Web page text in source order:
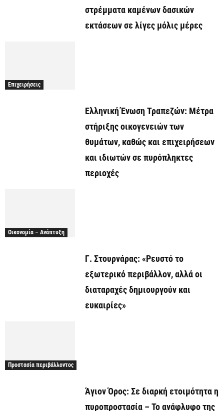
στρέμματα καμένων δασικών
εκτάσεων σε λίγες μόλις μέρες
Επιχειρήσεις
Ελληνική Ένωση Τραπεζών: Μέτρα
στήριξης οικογενειών των
θυμάτων, καθώς και επιχειρήσεων
και ιδιωτών σε πυρόπληκτες
περιοχές
Οικονομία – Ανάπτυξη
Γ. Στουρνάρας: «Ρευστό το
εξωτερικό περιβάλλον, αλλά οι
διαταραχές δημιουργούν και
ευκαιρίες»
Προστασία περιβάλλοντος
Άγιον Όρος: Σε διαρκή ετοιμότητα η
πυροπροστασία – Το ανάφλυφο της